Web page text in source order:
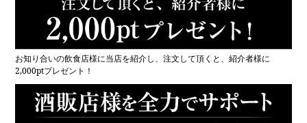
お知り合いの飲食店様に当店を紹介し、注文して頂くと、紹介者様に
2,000ptプレゼント！